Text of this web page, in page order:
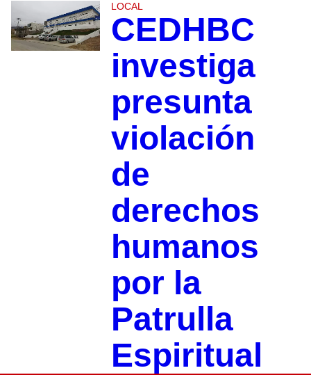
LOCAL
CEDHBC
investiga
presunta
violación
de
derechos
humanos
por la
Patrulla
Espiritual